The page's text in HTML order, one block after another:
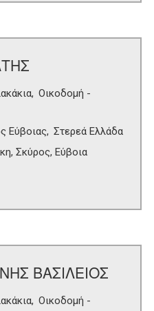
Οικοδομή -
Εύβοιας
Στερεά Ελλάδα
Σκύρος, Εύβοια
ΒΑΣΙΛΕΙΟΣ
Οικοδομή -